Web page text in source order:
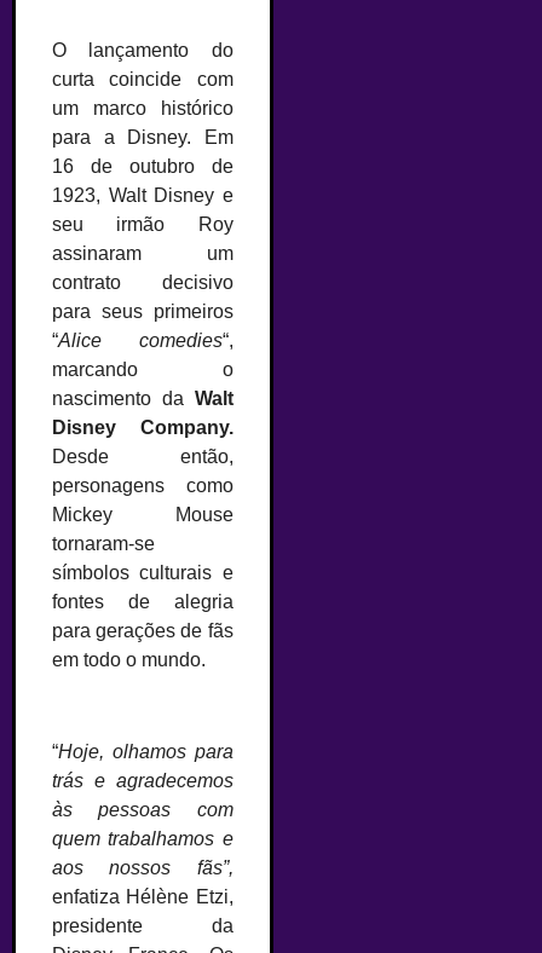
O lançamento do
curta coincide com
um marco histórico
para a Disney. Em
16 de outubro de
1923, Walt Disney e
seu irmão Roy
assinaram um
contrato decisivo
para seus primeiros
“Alice comedies“,
marcando o
nascimento da Walt
Disney Company.
Desde então,
personagens como
Mickey Mouse
tornaram-se
símbolos culturais e
fontes de alegria
para gerações de fãs
em todo o mundo.
“Hoje, olhamos para
trás e agradecemos
às pessoas com
quem trabalhamos e
aos nossos fãs”,
enfatiza Hélène Etzi,
presidente da